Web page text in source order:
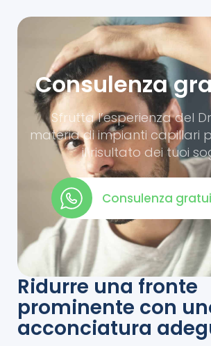
Consulenza
Sfrutta l’esperienza del
materia di impianti capillari
il risultato dei tuoi
Consulenza
Ridurre una fronte
prominente con
acconciatura